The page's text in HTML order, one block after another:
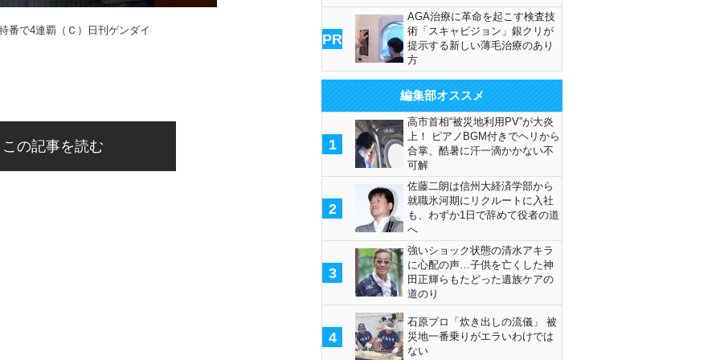
番で4連覇（Ｃ）日刊ゲンダイ
この記事を読む
PR
AGA治療に革命を起こす検査技
術「スキャビジョン」銀クリが
提示する新しい薄毛治療のあり
方
編集部オススメ
1
高市首相“被災地利用PV”が大炎
上！ ピアノBGM付きでヘリから
合掌、酷暑に汗一滴かかない不
可解
2
佐藤二朗は信州大経済学部から
就職氷河期にリクルートに入社
も、わずか1日で辞めて役者の道
へ
3
強いショック状態の清水アキラ
に心配の声…子供を亡くした神
田正輝らもたどった遺族ケアの
道のり
4
石原プロ「炊き出しの流儀」 被
災地一番乗りがエラいわけでは
ない